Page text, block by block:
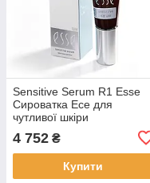
Sensitive Serum R1 Esse
Сироватка Есе для
чутливої шкіри
4 752 ₴
Купити